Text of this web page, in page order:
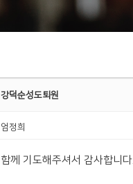
강덕순성도퇴원
엄정희
함께 기도해주셔서 감사합니다.